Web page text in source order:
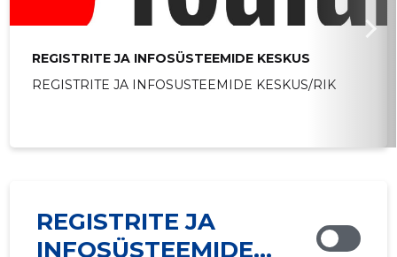
REGISTRITE JA INFOSÜSTEEMIDE KESKUS
REGISTRITE JA INFOSUSTEEMIDE KESKUS/RIK
REGISTRITE JA
INFOSÜSTEEMIDE